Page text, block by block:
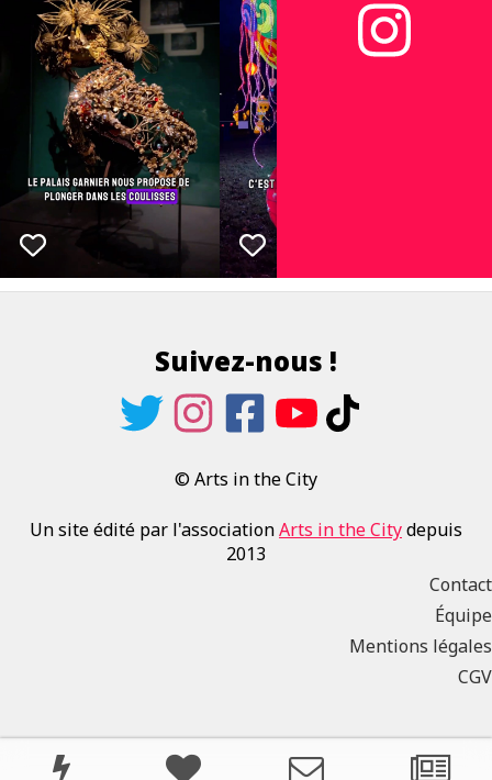
Suivez-nous !
© Arts in the City
Un site édité par l'associationArts in the Citydepuis
2013
Contact
Équipe
Mentions légales
CGV